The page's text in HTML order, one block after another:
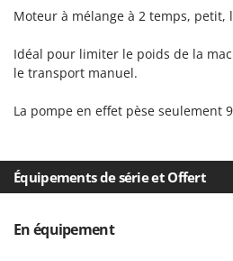
Socs pour tracteur
Souffleurs aspirateurs pour
Soufreuses - Poudreuses à
Soufreuses - Poudreuses
Taille-haies
Taille-haies à bras pour
Tondeuses à Gazon
K
Karcher
Kasco
Kemper
KitchenAid
Komo
L
Laica
Moteur à mélange à 2 temps, petit,
Idéal pour limiter le poids de la
le transport manuel.
La pompe en effet pèse seulement
Équipements de série et Offert
En équipement